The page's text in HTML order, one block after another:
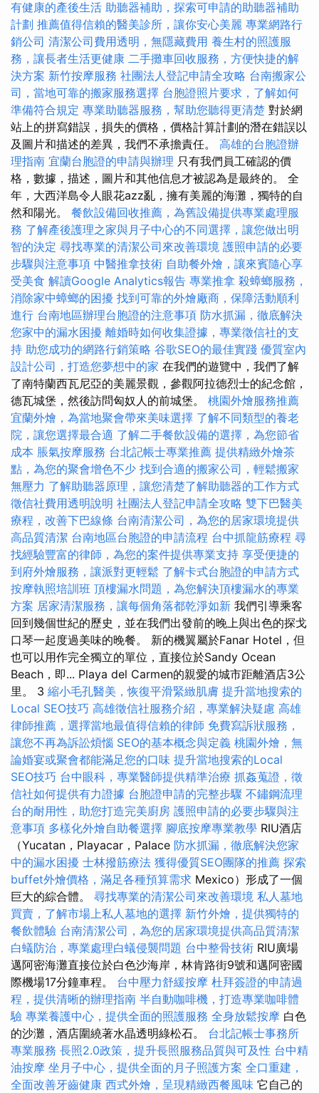
有健康的產後生活 助聽器補助，探索可申請的助聽器補助
計劃 推薦值得信賴的醫美診所，讓你安心美麗 專業網路行
銷公司 清潔公司費用透明，無隱藏費用 養生村的照護服
務，讓長者生活更健康 二手攤車回收服務，方便快捷的解
決方案 新竹按摩服務 社團法人登記申請全攻略 台南搬家公
司，當地可靠的搬家服務選擇 台胞證照片要求，了解如何
準備符合規定 專業助聽器服務，幫助您聽得更清楚 對於網
站上的拼寫錯誤，損失的價格，價格計算計劃的潛在錯誤以
及圖片和描述的差異，我們不承擔責任。 高雄的台胞證辦
理指南 宜蘭台胞證的申請與辦理 只有我們員工確認的價
格，數據，描述，圖片和其他信息才被認為是最終的。 全
年，大西洋島令人眼花azz亂，擁有美麗的海灘，獨特的自
然和陽光。 餐飲設備回收推薦，為舊設備提供專業處理服
務 了解產後護理之家與月子中心的不同選擇，讓您做出明
智的決定 尋找專業的清潔公司來改善環境 護照申請的必要
步驟與注意事項 中醫推拿技術 自助餐外燴，讓來賓隨心享
受美食 解讀Google Analytics報告 專業推拿 殺蟑螂服務，
消除家中蟑螂的困擾 找到可靠的外燴廠商，保障活動順利
進行 台南地區辦理台胞證的注意事項 防水抓漏，徹底解決
您家中的漏水困擾 離婚時如何收集證據，專業徵信社的支
持 助您成功的網路行銷策略 谷歌SEO的最佳實踐 優質室內
設計公司，打造您夢想中的家 在我們的遊覽中，我們了解
了南特蘭西瓦尼亞的美麗景觀，參觀阿拉德烈士的紀念館，
德瓦城堡，然後訪問匈奴人的前城堡。 桃園外燴服務推薦
宜蘭外燴，為當地聚會帶來美味選擇 了解不同類型的養老
院，讓您選擇最合適 了解二手餐飲設備的選擇，為您節省
成本 脹氣按摩服務 台北記帳士專業推薦 提供精緻外燴茶
點，為您的聚會增色不少 找到合適的搬家公司，輕鬆搬家
無壓力 了解助聽器原理，讓您清楚了解助聽器的工作方式
徵信社費用透明說明 社團法人登記申請全攻略 雙下巴醫美
療程，改善下巴線條 台南清潔公司，為您的居家環境提供
高品質清潔 台南地區台胞證的申請流程 台中抓龍筋療程 尋
找經驗豐富的律師，為您的案件提供專業支持 享受便捷的
到府外燴服務，讓派對更輕鬆 了解卡式台胞證的申請方式
按摩執照培訓班 頂樓漏水問題，為您解決頂樓漏水的專業
方案 居家清潔服務，讓每個角落都乾淨如新 我們引導乘客
回到幾個世紀的歷史，並在我們出發前的晚上與出色的探戈
口琴一起度過美味的晚餐。 新的機翼屬於Fanar Hotel，但
也可以用作完全獨立的單位，直接位於Sandy Ocean
Beach，即... Playa del Carmen的親愛的城市距離酒店3公
里。 3 縮小毛孔醫美，恢復平滑緊緻肌膚 提升當地搜索的
Local SEO技巧 高雄徵信社服務介紹，專業解決疑慮 高雄
律師推薦，選擇當地最值得信賴的律師 免費寫訴狀服務，
讓您不再為訴訟煩惱 SEO的基本概念與定義 桃園外燴，無
論婚宴或聚會都能滿足您的口味 提升當地搜索的Local
SEO技巧 台中眼科，專業醫師提供精準治療 抓姦蒐證，徵
信社如何提供有力證據 台胞證申請的完整步驟 不鏽鋼流理
台的耐用性，助您打造完美廚房 護照申請的必要步驟與注
意事項 多樣化外燴自助餐選擇 腳底按摩專業教學 RIU酒店
（Yucatan，Playacar，Palace 防水抓漏，徹底解決您家
中的漏水困擾 士林撥筋療法 獲得優質SEO團隊的推薦 探索
buffet外燴價格，滿足各種預算需求 Mexico）形成了一個
巨大的綜合體。 尋找專業的清潔公司來改善環境 私人墓地
買賣，了解市場上私人墓地的選擇 新竹外燴，提供獨特的
餐飲體驗 台南清潔公司，為您的居家環境提供高品質清潔
白蟻防治，專業處理白蟻侵襲問題 台中整骨技術 RIU廣場
邁阿密海灘直接位於白色沙海岸，林肯路街9號和邁阿密國
際機場17分鐘車程。 台中壓力舒緩按摩 杜拜簽證的申請過
程，提供清晰的辦理指南 半自動咖啡機，打造專業咖啡體
驗 專業養護中心，提供全面的照護服務 全身放鬆按摩 白色
的沙灘，酒店圍繞著水晶透明綠松石。 台北記帳士事務所
專業服務 長照2.0政策，提升長照服務品質與可及性 台中精
油按摩 坐月子中心，提供全面的月子照護方案 全口重建，
全面改善牙齒健康 西式外燴，呈現精緻西餐風味 它自己的